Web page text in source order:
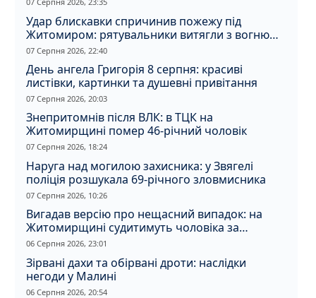
Удар блискавки спричинив пожежу під
Житомиром: рятувальники витягли з вогню
кота
07 Серпня 2026, 22:40
День ангела Григорія 8 серпня: красиві
листівки, картинки та душевні привітання
07 Серпня 2026, 20:03
Знепритомнів після ВЛК: в ТЦК на
Житомирщині помер 46-річний чоловік
07 Серпня 2026, 18:24
Наруга над могилою захисника: у Звягелі
поліція розшукала 69-річного зловмисника
07 Серпня 2026, 10:26
Вигадав версію про нещасний випадок: на
Житомирщині судитимуть чоловіка за
вбивство співмешканки
06 Серпня 2026, 23:01
Зірвані дахи та обірвані дроти: наслідки
негоди у Малині
06 Серпня 2026, 20:54